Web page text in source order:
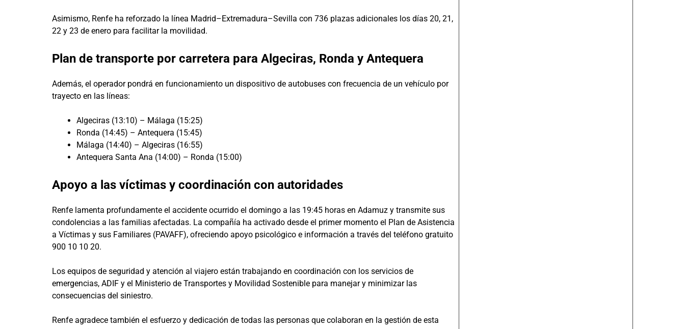
Asimismo, Renfe ha reforzado la línea Madrid–Extremadura–Sevilla con 736 plazas adicionales los días 20, 21,
22 y 23 de enero para facilitar la movilidad.
Plan de transporte por carretera para Algeciras, Ronda y Antequera
Además, el operador pondrá en funcionamiento un dispositivo de autobuses con frecuencia de un vehículo por
trayecto en las líneas:
Algeciras (13:10) – Málaga (15:25)
Ronda (14:45) – Antequera (15:45)
Málaga (14:40) – Algeciras (16:55)
Antequera Santa Ana (14:00) – Ronda (15:00)
Apoyo a las víctimas y coordinación con autoridades
Renfe lamenta profundamente el accidente ocurrido el domingo a las 19:45 horas en Adamuz y transmite sus
condolencias a las familias afectadas. La compañía ha activado desde el primer momento el Plan de Asistencia
a Víctimas y sus Familiares (PAVAFF), ofreciendo apoyo psicológico e información a través del teléfono gratuito
900 10 10 20.
Los equipos de seguridad y atención al viajero están trabajando en coordinación con los servicios de
emergencias, ADIF y el Ministerio de Transportes y Movilidad Sostenible para manejar y minimizar las
consecuencias del siniestro.
Renfe agradece también el esfuerzo y dedicación de todas las personas que colaboran en la gestión de esta